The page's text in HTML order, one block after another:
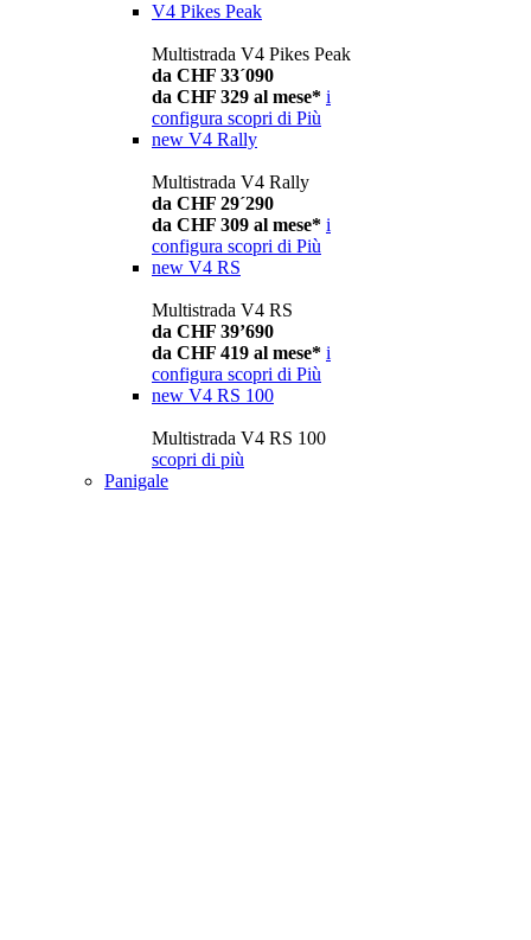
V4 Pikes Peak
Multistrada V4 Pikes Peak
da CHF 33´090
da CHF 329 al mese* i
configura scopri di Più
new V4 Rally
Multistrada V4 Rally
da CHF 29´290
da CHF 309 al mese* i
configura scopri di Più
new V4 RS
Multistrada V4 RS
da CHF 39’690
da CHF 419 al mese* i
configura scopri di Più
new V4 RS 100
Multistrada V4 RS 100
scopri di più
Panigale